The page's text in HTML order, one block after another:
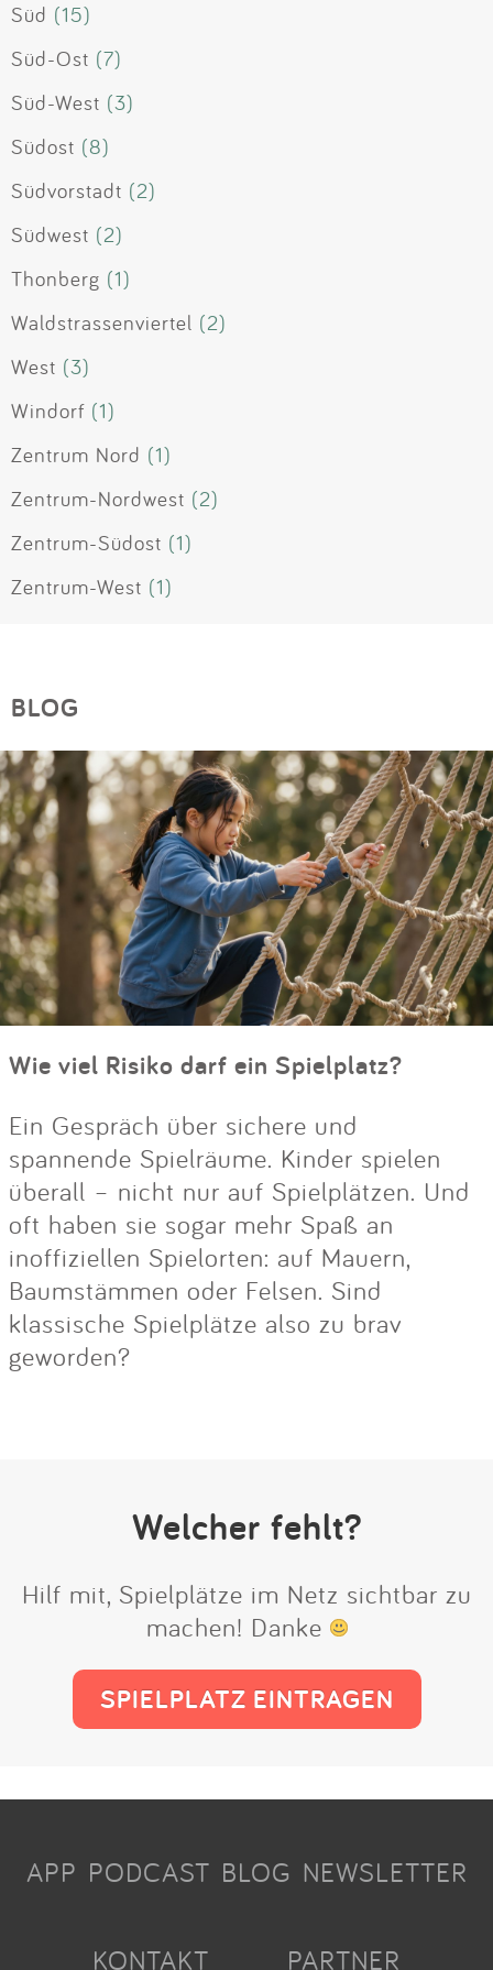
Süd (15)
Süd-Ost (7)
Süd-West (3)
Südost (8)
Südvorstadt (2)
Südwest (2)
Thonberg (1)
Waldstrassenviertel (2)
West (3)
Windorf (1)
Zentrum Nord (1)
Zentrum-Nordwest (2)
Zentrum-Südost (1)
Zentrum-West (1)
BLOG
Wie viel Risiko darf ein Spielplatz?
Ein Gespräch über sichere und
spannende Spielräume. Kinder spielen
überall – nicht nur auf Spielplätzen. Und
oft haben sie sogar mehr Spaß an
inoffiziellen Spielorten: auf Mauern,
Baumstämmen oder Felsen. Sind
klassische Spielplätze also zu brav
geworden?
Welcher fehlt?
Hilf mit, Spielplätze im Netz sichtbar zu
machen! Danke
SPIELPLATZ EINTRAGEN
APP PODCAST BLOG NEWSLETTER
KONTAKT PARTNER